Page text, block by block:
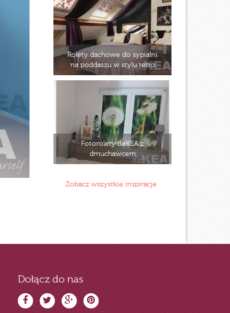
Rolety dachowe do sypialni
na poddaszu w stylu retro
Fotorolety deKEA z
dmuchawcem
Zobacz wszystkie inspiracje
Dołącz do nas